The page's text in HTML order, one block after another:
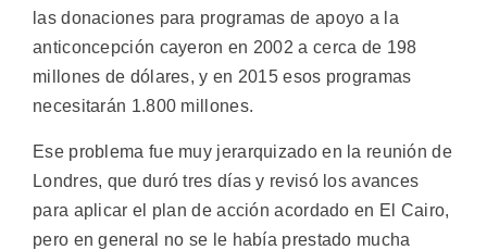
las donaciones para programas de apoyo a la
anticoncepción cayeron en 2002 a cerca de 198
millones de dólares, y en 2015 esos programas
necesitarán 1.800 millones.
Ese problema fue muy jerarquizado en la reunión de
Londres, que duró tres días y revisó los avances
para aplicar el plan de acción acordado en El Cairo,
pero en general no se le había prestado mucha